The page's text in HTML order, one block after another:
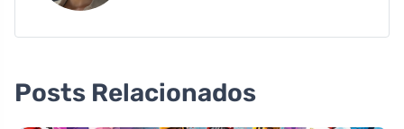
Posts Relacionados